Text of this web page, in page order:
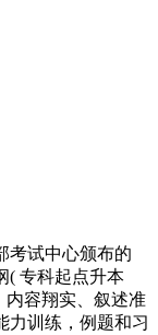
试中心颁布的
( 专科起点升本
内容翔实、叙述准
力训练，例题和习